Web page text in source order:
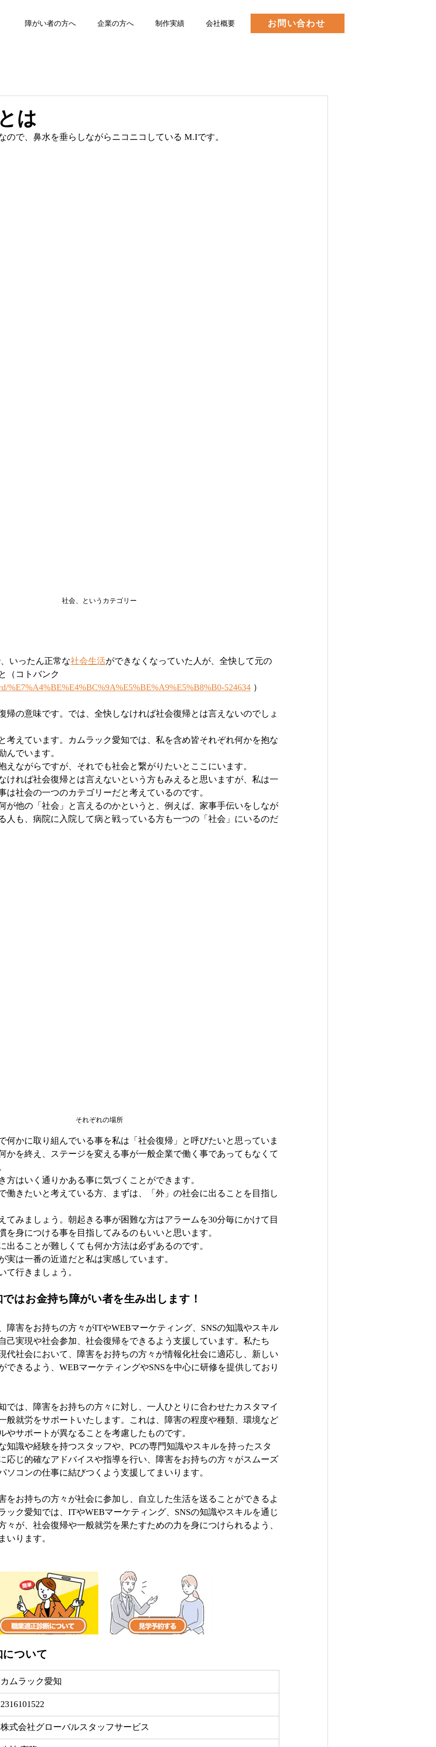
障がい者の方へ 企業の方へ 制作実績 会社概要 お問い合わせ
は
ので、鼻水を垂らしながらニコニコしている M.Iです。
社会、というカテゴリー
いったん正常な社会生活ができなくなっていた人が、全快して元の
（コトバンク
%E7%A4%BE%E4%BC%9A%E5%BE%A9%E5%B8%B0-524634 ）
帰の意味です。では、全快しなければ社会復帰とは言えないのでしょ
考えています。カムラック愛知では、私を含め皆それぞれ何かを抱な
んでいます。
えながらですが、それでも社会と繋がりたいとここにいます。
ければ社会復帰とは言えないという方もみえると思いますが、私は一
は社会の一つのカテゴリーだと考えているのです。
が他の「社会」と言えるのかというと、例えば、家事手伝いをしなが
人も、病院に入院して病と戦っている方も一つの「社会」にいるのだ
それぞれの場所
何かに取り組んでいる事を私は「社会復帰」と呼びたいと思っていま
かを終え、ステージを変える事が一般企業で働く事であってもなくて
方はいく通りかある事に気づくことができます。
働きたいと考えている方、まずは、「外」の社会に出ることを目指し
てみましょう。朝起きる事が困難な方はアラームを30分毎にかけて目
を身につける事を目指してみるのもいいと思います。
出ることが難しくても何か方法は必ずあるのです。
実は一番の近道だと私は実感しています。
て行きましょう。
はお金持ち障がい者を生み出します！
障害をお持ちの方々がITやWEBマーケティング、SNSの知識やスキル
己実現や社会参加、社会復帰をできるよう支援しています。私たち
代社会において、障害をお持ちの方々が情報化社会に適応し、新しい
できるよう、WEBマーケティングやSNSを中心に研修を提供しており
では、障害をお持ちの方々に対し、一人ひとりに合わせたカスタマイ
般就労をサポートいたします。これは、障害の程度や種類、環境など
やサポートが異なることを考慮したものです。
知識や経験を持つスタッフや、PCの専門知識やスキルを持ったスタ
応じ的確なアドバイスや指導を行い、障害をお持ちの方々がスムーズ
ソコンの仕事に結びつくよう支援してまいります。
をお持ちの方々が社会に参加し、自立した生活を送ることができるよ
ック愛知では、ITやWEBマーケティング、SNSの知識やスキルを通じ
々が、社会復帰や一般就労を果たすための力を身につけられるよう、
いります。
ついて
カムラック愛知
2316101522
株式会社グローバルスタッフサービス